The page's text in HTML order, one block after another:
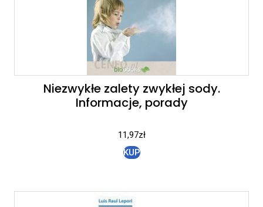
Niezwykłe zalety zwykłej sody.
Informacje, porady
11,97zł
KUP